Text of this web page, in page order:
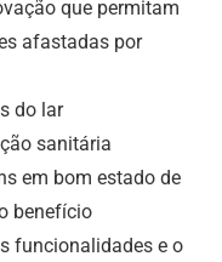
que permitam
afastadas por
do lar
sanitária
em bom estado de
benefício
funcionalidades e o